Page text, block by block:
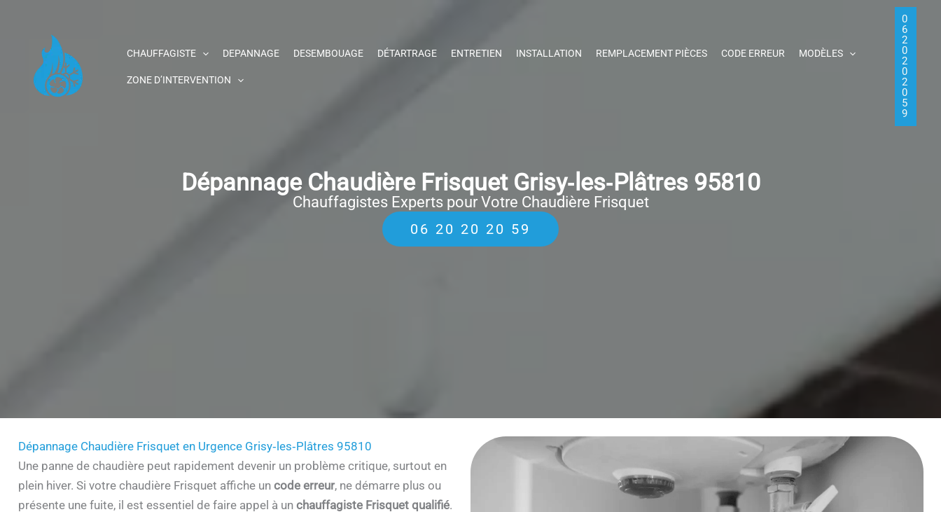
contenu
CHAUFFAGISTE DEPANNAGE DESEMBOUAGE DÉTARTRAGE ENTRETIEN INSTALLATION REMPLACEMENT PIÈCES CODE ERREUR MODÈLES
ZONE D’INTERVENTION
0
6
2
0
2
0
2
0
5
9
Dépannage Chaudière Frisquet Grisy‑les‑Plâtres 95810
Chauffagistes Experts pour Votre Chaudière Frisquet
06 20 20 20 59
Dépannage Chaudière Frisquet en Urgence Grisy‑les‑Plâtres 95810
Une panne de chaudière peut rapidement devenir un problème critique, surtout en
plein hiver. Si votre chaudière Frisquet affiche un code erreur, ne démarre plus ou
présente une fuite, il est essentiel de faire appel à un chauffagiste Frisquet qualifié.